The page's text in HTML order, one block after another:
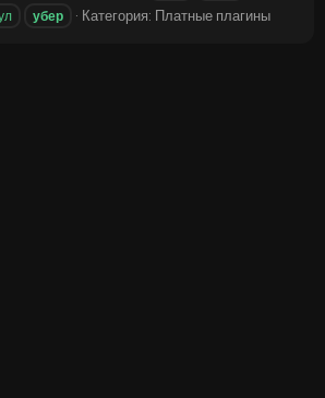
убер Категория: Платные плагины